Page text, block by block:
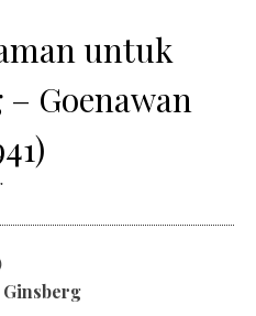
untuk
Goenawan